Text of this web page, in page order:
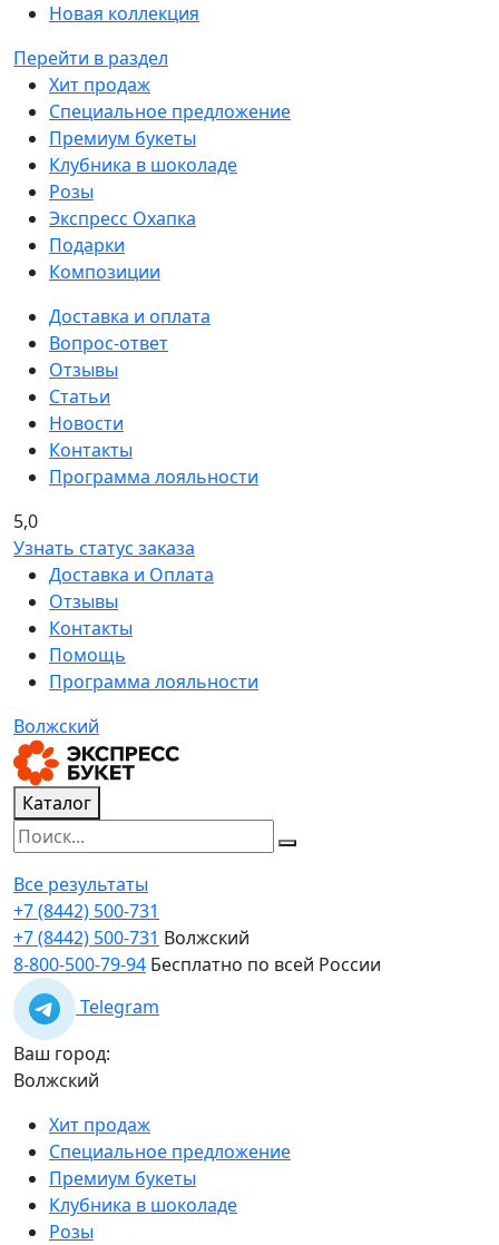
Новая коллекция
Перейти в раздел
Хит продаж
Специальное предложение
Премиум букеты
Клубника в шоколаде
Розы
Экспресс Охапка
Подарки
Композиции
Доставка и оплата
Вопрос-ответ
Отзывы
Статьи
Новости
Контакты
Программа лояльности
5,0
Узнать статус заказа
Доставка и Оплата
Отзывы
Контакты
Помощь
Программа лояльности
Волжский
Каталог
Все результаты
+7 (8442) 500-731
+7 (8442) 500-731 Волжский
8-800-500-79-94 Бесплатно по всей России
Telegram
Ваш город:
Волжский
Хит продаж
Специальное предложение
Премиум букеты
Клубника в шоколаде
Розы